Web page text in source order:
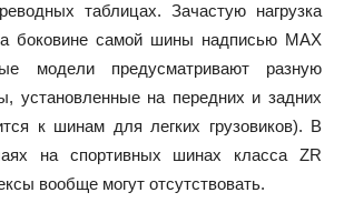
таблицах. Зачастую нагрузка
боковине самой шины надписью MAX
модели предусматривают разную
установленные на передних и задних
к шинам для легких грузовиков). В
на спортивных шинах класса ZR
вообще могут отсутствовать.